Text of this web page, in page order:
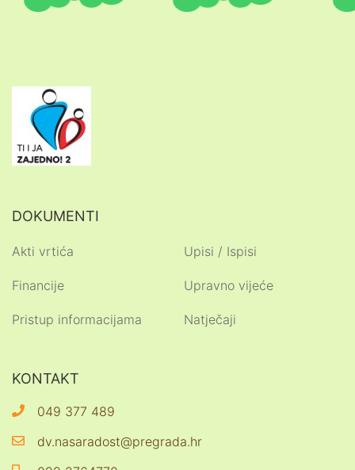
DOKUMENTI
Akti vrtića
Financije
Pristup informacijama
Upisi / Ispisi
Upravno vijeće
Natječaji
KONTAKT
049 377 489
dv.nasaradost@pregrada.hr